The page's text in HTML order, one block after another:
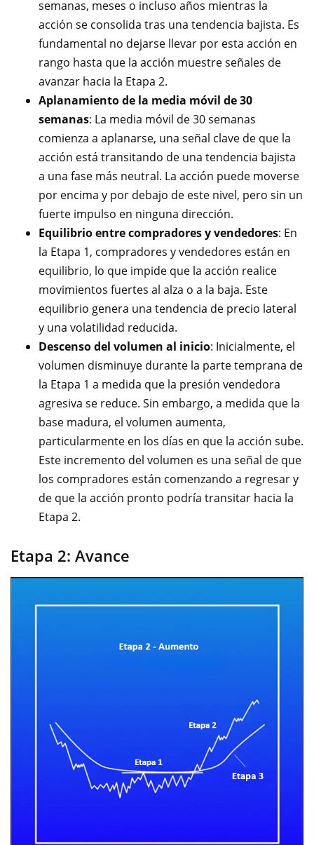
semanas, meses o incluso años mientras la
acción se consolida tras una tendencia bajista. Es
fundamental no dejarse llevar por esta acción en
rango hasta que la acción muestre señales de
avanzar hacia la Etapa 2.
Aplanamiento de la media móvil de 30
semanas: La media móvil de 30 semanas
comienza a aplanarse, una señal clave de que la
acción está transitando de una tendencia bajista
a una fase más neutral. La acción puede moverse
por encima y por debajo de este nivel, pero sin un
fuerte impulso en ninguna dirección.
Equilibrio entre compradores y vendedores: En
la Etapa 1, compradores y vendedores están en
equilibrio, lo que impide que la acción realice
movimientos fuertes al alza o a la baja. Este
equilibrio genera una tendencia de precio lateral
y una volatilidad reducida.
Descenso del volumen al inicio: Inicialmente, el
volumen disminuye durante la parte temprana de
la Etapa 1 a medida que la presión vendedora
agresiva se reduce. Sin embargo, a medida que la
base madura, el volumen aumenta,
particularmente en los días en que la acción sube.
Este incremento del volumen es una señal de que
los compradores están comenzando a regresar y
de que la acción pronto podría transitar hacia la
Etapa 2.
Etapa 2: Avance